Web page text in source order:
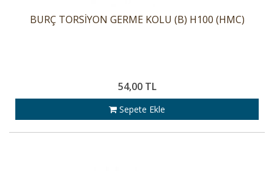
BURÇ TORSİYON GERME KOLU (B) H100 (HMC)
54,00 TL
Sepete Ekle